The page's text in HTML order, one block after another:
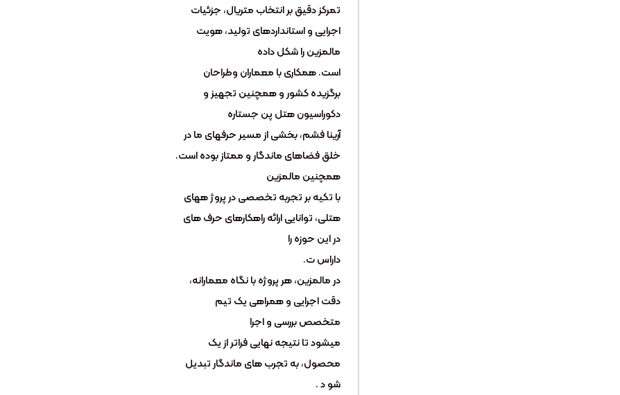
تمرکز دقیق بر انتخاب متریال، جزئیات
اجرایی و استانداردهای تولید، هویت
مالمزین را شکل داده
است. همکاری با معماران وطراحان
برگزیده کشور و همچنین تجهیز و
دکوراسیون هتل پن جستاره
آرینا فشم، بخشی از مسیر حرفهای ما در
خلق فضاهای ماندگار و ممتاز بوده است.
همچنین مالمزین
با تکیه بر تجربه تخصصی در پروژ ههای
هتلی، توانایی ارائه راهکارهای حرف های
در این حوزه را
داراس ت.
در مالمزین، هر پروژه با نگاه معمارانه،
دقت اجرایی و همراهی یک تیم
متخصص بررسی و اجرا
میشود تا نتیجه نهایی فراتر از یک
محصول، به تجرب های ماندگار تبدیل
شو د .